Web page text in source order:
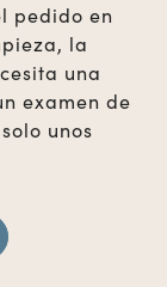
pedido en
la
una
examen de
unos